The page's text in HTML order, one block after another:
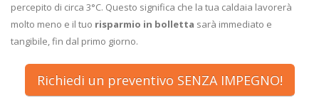
percepito di circa 3°C. Questo significa che la tua caldaia lavorerà
molto meno e il tuo risparmio in bolletta sarà immediato e
tangibile, fin dal primo giorno.
Richiedi un preventivo SENZA IMPEGNO!